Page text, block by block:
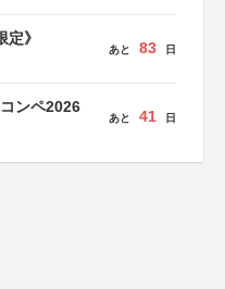
》
あと 83 日
ンペ2026
あと 41 日